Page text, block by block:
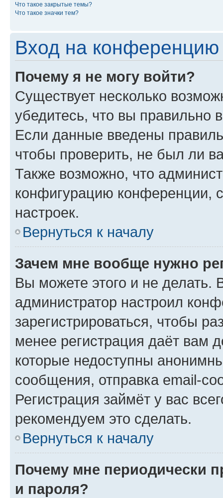
Что такое закрытые темы?
Что такое значки тем?
Вход на конференцию
Почему я не могу войти?
Существует несколько
убедитесь, что вы правильно
Если данные введены
чтобы проверить, не был ли
Также возможно, что
конфигурацию конференции,
настроек.
Вернуться к началу
Зачем мне вообще нужно
Вы можете этого и не делать.
администратор настроил
зарегистрироваться, чтобы
менее регистрация даёт вам
которые недоступны
сообщения, отправка email-
Регистрация займёт у вас
рекомендуем это сделать.
Вернуться к началу
Почему мне периодически
и пароля?